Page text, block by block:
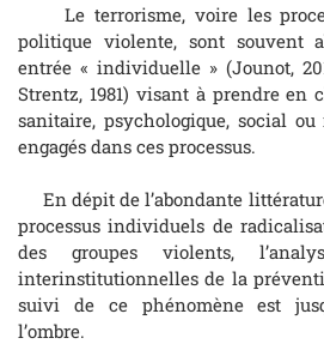
Le terrorisme, voire les
politique violente, sont souvent
entrée « individuelle » (Jounot,
Strentz, 1981) visant à prendre en
sanitaire, psychologique, social
engagés dans ces processus.
En dépit de l’abondante
processus individuels de
des groupes violents,
interinstitutionnelles de la
suivi de ce phénomène est
l’ombre.